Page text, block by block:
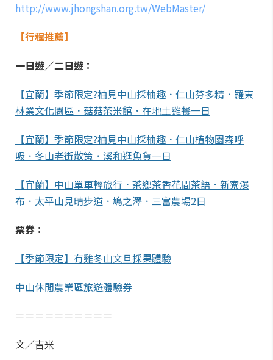
http://www.jhongshan.org.tw/WebMaster/
【行程推薦】
一日遊／二日遊：
【宜蘭】季節限定?柚見中山採柚趣．仁山芬多精．羅東
林業文化園區．菇菇茶米館．在地土雞餐一日
【宜蘭】季節限定?柚見中山採柚趣．仁山植物園森呼
吸．冬山老街散策．溪和逛魚貨一日
【宜蘭】中山單車輕旅行．茶鄉茶香花間茶語．新寮瀑
布．太平山見晴步道．鳩之澤．三富農場2日
票券：
【季節限定】有雞冬山文旦採果體驗
中山休閒農業區旅遊體驗券
＝＝＝＝＝＝＝＝＝＝
文／吉米